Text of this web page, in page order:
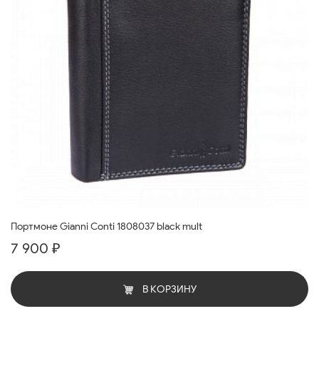
Портмоне Gianni Conti 1808037 black mult
7 900 ₽
В КОРЗИНУ